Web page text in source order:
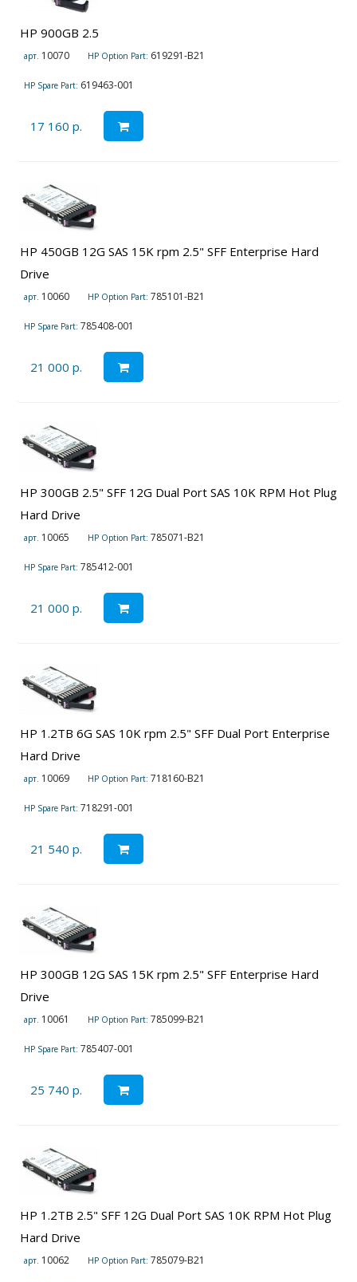
HP 900GB 2.5
арт. 10070 HP Option Part: 619291-B21
HP Spare Part: 619463-001
17 160 р.
HP 450GB 12G SAS 15K rpm 2.5" SFF Enterprise Hard
Drive
арт. 10060 HP Option Part: 785101-B21
HP Spare Part: 785408-001
21 000 р.
HP 300GB 2.5" SFF 12G Dual Port SAS 10K RPM Hot Plug
Hard Drive
арт. 10065 HP Option Part: 785071-B21
HP Spare Part: 785412-001
21 000 р.
HP 1.2TB 6G SAS 10K rpm 2.5" SFF Dual Port Enterprise
Hard Drive
арт. 10069 HP Option Part: 718160-B21
HP Spare Part: 718291-001
21 540 р.
HP 300GB 12G SAS 15K rpm 2.5" SFF Enterprise Hard
Drive
арт. 10061 HP Option Part: 785099-B21
HP Spare Part: 785407-001
25 740 р.
HP 1.2TB 2.5" SFF 12G Dual Port SAS 10K RPM Hot Plug
Hard Drive
арт. 10062 HP Option Part: 785079-B21